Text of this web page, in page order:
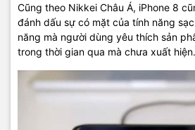
Cũng theo Nikkei Châu Á, iPhone 8
đánh dấu sự có mặt của tính năng
năng mà người dùng yêu thích sản
trong thời gian qua mà chưa xuất hiện.